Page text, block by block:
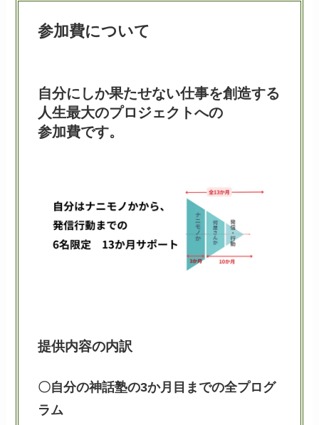
参加費について
自分にしか果たせない仕事を創造する
人生最大のプロジェクトへの
参加費です。
提供内容の内訳
〇自分の神話塾の3か月目までの全プログ
ラム